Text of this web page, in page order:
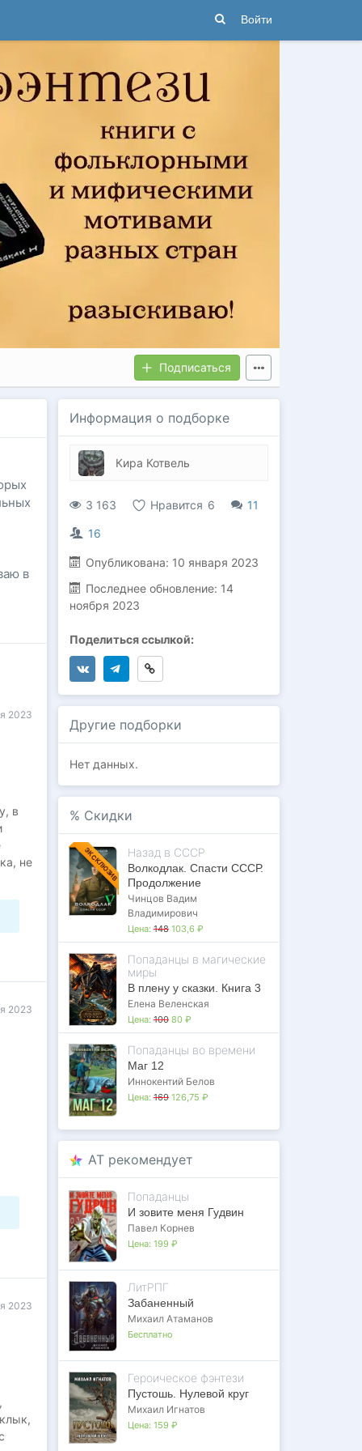
Войти
Подписаться
в
2023
в
не
2023
2023
Информация о подборке
Кира Котвель
3 163 Нравится 6 11
16
Опубликована: 10 января 2023
Последнее обновление: 14
ноября 2023
Поделиться ссылкой:
Другие подборки
Нет данных.
% Скидки
ЭКСКЛЮЗИВ Назад в СССР
Волкодлак. Спасти СССР.
Продолжение
Чинцов Вадим
Владимирович
Цена: 148 103,6 ₽
Попаданцы в магические
миры
В плену у сказки. Книга 3
Елена Веленская
Цена: 100 80 ₽
Попаданцы во времени
Маг 12
Иннокентий Белов
Цена: 169 126,75 ₽
AT рекомендует
Попаданцы
И зовите меня Гудвин
Павел Корнев
Цена: 199 ₽
ЛитРПГ
Забаненный
Михаил Атаманов
Бесплатно
Героическое фэнтези
Пустошь. Нулевой круг
Михаил Игнатов
Цена: 159 ₽